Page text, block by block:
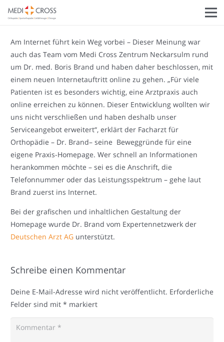
Am Internet führt kein Weg vorbei – Dieser Meinung war
auch das Team vom Medi Cross Zentrum Neckarsulm rund
um Dr. med. Boris Brand und haben daher beschlossen, mit
einem neuen Internetauftritt online zu gehen. „Für viele
Patienten ist es besonders wichtig, eine Arztpraxis auch
online erreichen zu können. Dieser Entwicklung wollten wir
uns nicht verschließen und haben deshalb unser
Serviceangebot erweitert“, erklärt der Facharzt für
Orthopädie – Dr. Brand– seine Beweggründe für eine
eigene Praxis-Homepage. Wer schnell an Informationen
herankommen möchte – sei es die Anschrift, die
Telefonnummer oder das Leistungsspektrum – gehe laut
Brand zuerst ins Internet.
Bei der grafischen und inhaltlichen Gestaltung der
Homepage wurde Dr. Brand vom Expertennetzwerk der
Deutschen Arzt AG unterstützt.
Schreibe einen Kommentar
Deine E-Mail-Adresse wird nicht veröffentlicht. Erforderliche
Felder sind mit * markiert